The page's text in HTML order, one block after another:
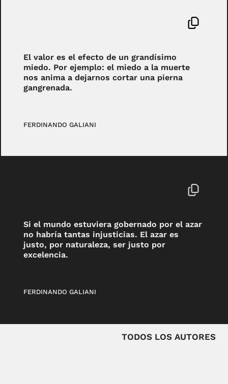
El valor es el efecto de un grandísimo
miedo. Por ejemplo: el miedo a la muerte
nos anima a dejarnos cortar una pierna
gangrenada.
FERDINANDO GALIANI
Si el mundo estuviera gobernado por el azar
no habría tantas injusticias. El azar es
justo, por naturaleza, ser justo por
excelencia.
FERDINANDO GALIANI
TODOS LOS AUTORES